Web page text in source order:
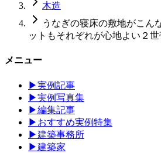
木造
うなぎの寝床の敷地がこん
ットもそれぞれが心地よい２世
メニュー
▶実例記事
▶実例写真集
▶編集記事
▶ おすすめ実例特集
▶建築事務所
▶建築家